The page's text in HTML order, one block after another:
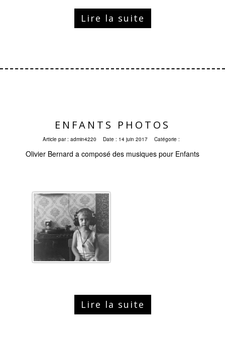
Lire la suite
ENFANTS PHOTOS
Article par : admin4220 Date : 14 juin 2017 Catégorie :
Olivier Bernard a composé des musiques pour Enfants
Lire la suite